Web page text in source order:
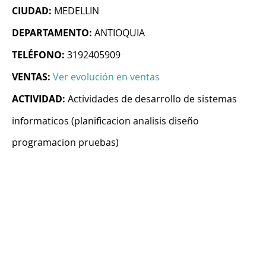
CIUDAD: MEDELLIN
DEPARTAMENTO: ANTIOQUIA
TELÉFONO: 3192405909
VENTAS: Ver evolución en ventas
ACTIVIDAD: Actividades de desarrollo de sistemas
informaticos (planificacion analisis diseño
programacion pruebas)